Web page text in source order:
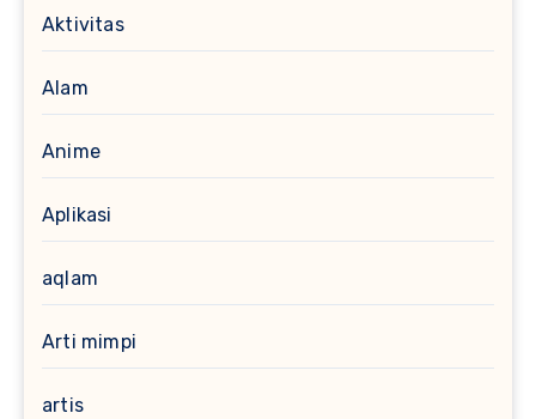
Aktivitas
Alam
Anime
Aplikasi
aqlam
Arti mimpi
artis